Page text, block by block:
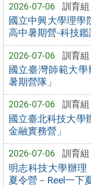
2026-07-06 訓育組
國立中興大學理學
高中暑期營-科技
2026-07-06 訓育組
國立臺灣師範大
暑期營隊」
2026-07-06 訓育組
國立臺北科技大學
金融實務營」
2026-07-06 訓育組
明志科技大學辦理
夏令營－Reel一下